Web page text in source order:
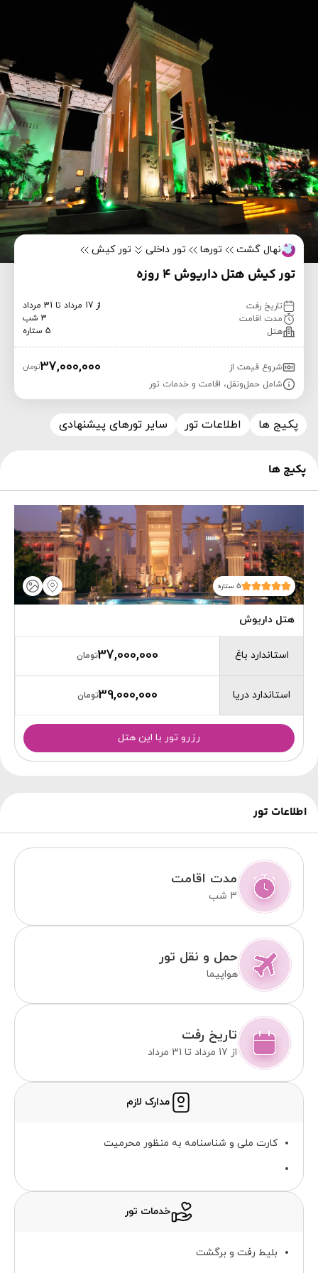
نهال گشت تورها تور داخلی تور کیش
تور کیش هتل داریوش 4 روزه
تاریخ رفت
از 17 مرداد تا 31 مرداد
مدت اقامت
3 شب
هتل
5 ستاره
شروع قیمت از 37,000,000تومان
شامل حمل‌ونقل، اقامت و خدمات تور
پکیج ها اطلاعات تور سایر تورهای پیشنهادی
پکیج ها
5 ستاره
هتل داریوش
استاندارد باغ
استاندارد دریا
37,000,000تومان
39,000,000تومان
رزرو تور با این هتل
اطلاعات تور
مدت اقامت
3 شب
حمل و نقل تور
هواپیما
تاریخ رفت
از 17 مرداد تا 31 مرداد
مدارک لازم
کارت ملی و شناسنامه به منظور محرمیت
خدمات تور
بلیط رفت و برگشت